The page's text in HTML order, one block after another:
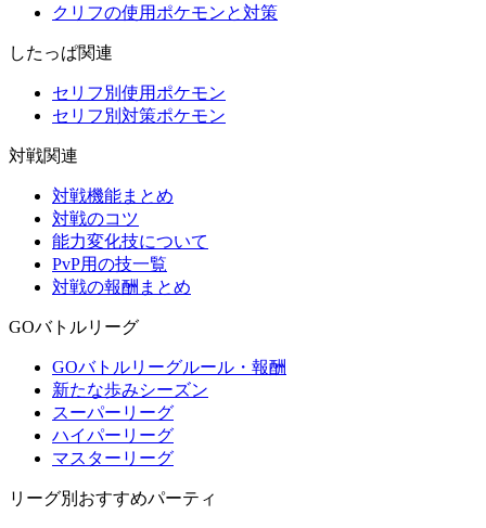
クリフの使用ポケモンと対策
したっぱ関連
セリフ別使用ポケモン
セリフ別対策ポケモン
対戦関連
対戦機能まとめ
対戦のコツ
能力変化技について
PvP用の技一覧
対戦の報酬まとめ
GOバトルリーグ
GOバトルリーグルール・報酬
新たな歩みシーズン
スーパーリーグ
ハイパーリーグ
マスターリーグ
リーグ別おすすめパーティ